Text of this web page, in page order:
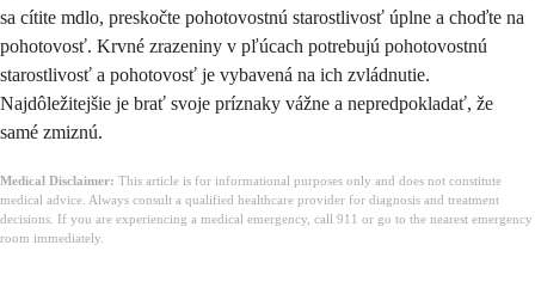
sa cítite mdlo, preskočte pohotovostnú starostlivosť úplne a choďte na
pohotovosť. Krvné zrazeniny v pľúcach potrebujú pohotovostnú
starostlivosť a pohotovosť je vybavená na ich zvládnutie.
Najdôležitejšie je brať svoje príznaky vážne a nepredpokladať, že
samé zmiznú.
Medical Disclaimer: This article is for informational purposes only and does not constitute
medical advice. Always consult a qualified healthcare provider for diagnosis and treatment
decisions. If you are experiencing a medical emergency, call 911 or go to the nearest emergency
room immediately.